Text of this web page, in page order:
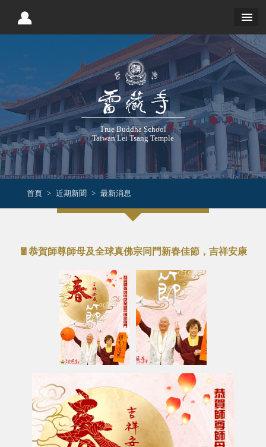
True Buddha School
Taiwan Lei Tsang Temple
首頁 近期新聞 最新消息
🧧恭賀師尊師母及全球真佛宗同門新春佳節，吉祥安康